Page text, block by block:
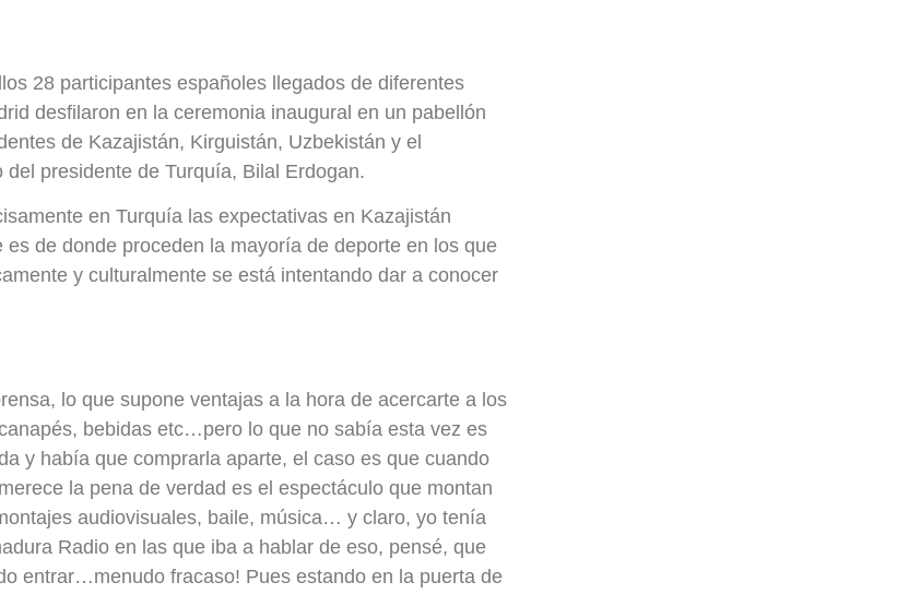
28 participantes españoles llegados de diferentes
desfilaron en la ceremonia inaugural en un pabellón
de Kazajistán, Kirguistán, Uzbekistán y el
presidente de Turquía, Bilal Erdogan.
en Turquía las expectativas en Kazajistán
de donde proceden la mayoría de deporte en los que
y culturalmente se está intentando dar a conocer
lo que supone ventajas a la hora de acercarte a los
bebidas etc…pero lo que no sabía esta vez es
y había que comprarla aparte, el caso es que cuando
la pena de verdad es el espectáculo que montan
audiovisuales, baile, música… y claro, yo tenía
Radio en las que iba a hablar de eso, pensé, que
entrar…menudo fracaso! Pues estando en la puerta de